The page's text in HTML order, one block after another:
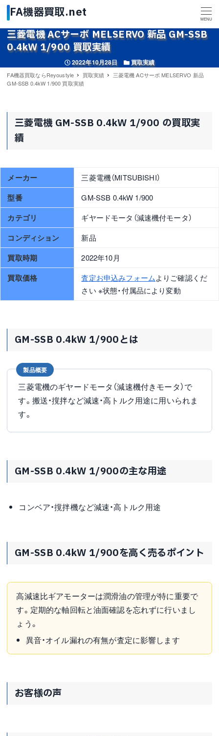
MENU
三菱電機 ACサーボ MELSERVO 新品 GM-SSB
0.4kW 1/900 買取実績
投稿日
2022年10月28日 カテゴリー
買取実績
FA機器買取ならReyoustyle 買取実績
三菱電機 ACサーボ MELSERVO 新品
GM-SSB 0.4kW 1/900 買取実績
三菱電機 GM-SSB 0.4kW 1/900 の買取実
績
メーカー 三菱電機（MITSUBISHI）
型番 GM-SSB 0.4kW 1/900
カテゴリ ギヤードモータ（減速機付モータ）
コンディション 新品
買取時期 2022年10月
買取価格 査定お申込みフォームよりご確認くだ
さい ※状態・付属品により変動
GM-SSB 0.4kW 1/900とは
製品概要
三菱電機のギヤードモータ（減速機付きモータ）で
す。搬送・撹拌など減速・高トルク用途に用いられま
す。
GM-SSB 0.4kW 1/900の主な用途
コンベア・撹拌機など減速・高トルク用途
GM-SSB 0.4kW 1/900を高く売るポイント
高減速比ギアモーターは潤滑油の管理が特に重要で
す。定期的な軸回転と油面確認を忘れずに行いまし
ょう。
異音・オイル漏れの有無が査定に影響します
お客様の声